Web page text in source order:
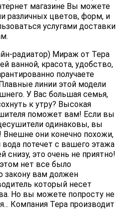
магазине Вы можете
различных цветов, форм, и
услугами доставки
радиатор) Мираж от Тера
ванной, красота, удобство,
получаете
линии этой модели
У Вас большая семья,
к утру? Высокая
поможет вам! Если вы
одинаковы, вы
Внешне они конечно похожи,
вода потечет с вашего этажа
снизу, это очень не приятно!
нет все было
закону вам должен
который несет
Но вы можете попросту не
Компания Тера производит